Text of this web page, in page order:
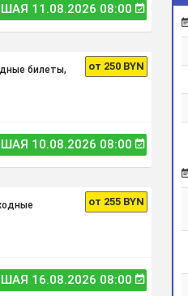
11.08.2026 08:00
от 250 BYN
билеты,
10.08.2026 08:00
от 255 BYN
16.08.2026 08:00